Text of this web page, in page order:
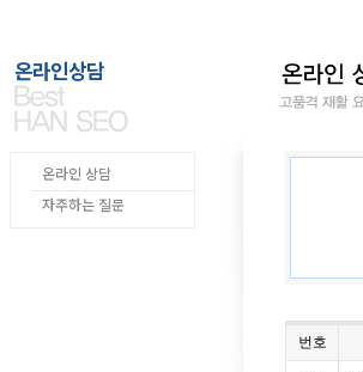
온라인상담
온라인 상담
자주하는 질문
번호